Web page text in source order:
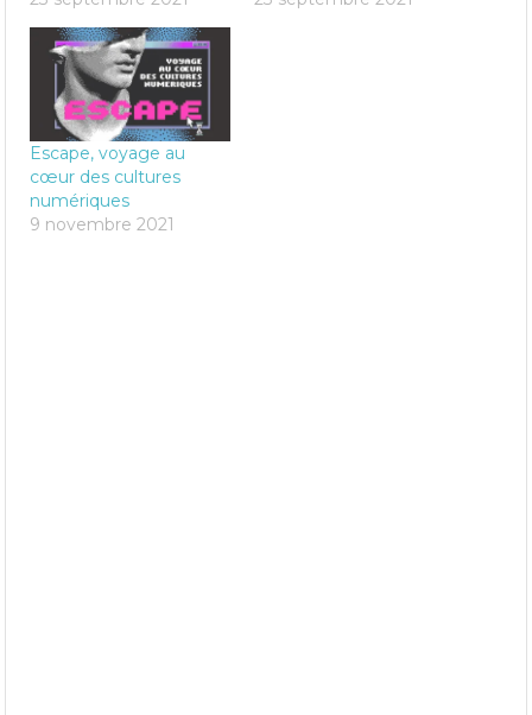
Escape, voyage au
cœur des cultures
numériques
9 novembre 2021